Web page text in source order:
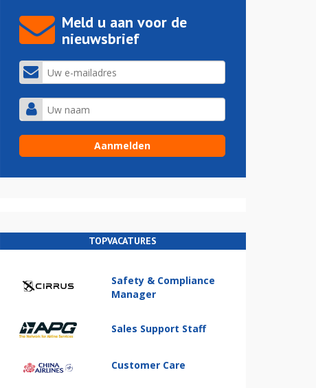
Meld u aan voor de
nieuwsbrief
TOPVACATURES
Safety & Compliance
Manager
Sales Support Staff
Customer Care